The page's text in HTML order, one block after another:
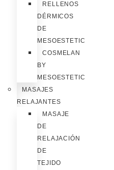
RELLENOS
DÉRMICOS
DE
MESOESTETIC
COSMELAN
BY
MESOESTETIC
MASAJES
RELAJANTES
MASAJE
DE
RELAJACIÓN
DE
TEJIDO